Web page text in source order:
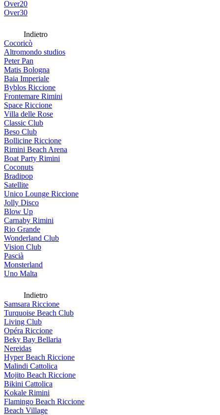
Over20
Over30
Indietro
Cocoricò
Altromondo studios
Peter Pan
Matis Bologna
Baia Imperiale
Byblos Riccione
Frontemare Rimini
Space Riccione
Villa delle Rose
Classic Club
Beso Club
Bollicine Riccione
Rimini Beach Arena
Boat Party Rimini
Coconuts
Bradipop
Satellite
Unico Lounge Riccione
Jolly Disco
Blow Up
Carnaby Rimini
Rio Grande
Wonderland Club
Vision Club
Pascià
Monsterland
Uno Malta
Indietro
Samsara Riccione
Turquoise Beach Club
Living Club
Opéra Riccione
Beky Bay Bellaria
Nereidas
Hyper Beach Riccione
Malindi Cattolica
Mojito Beach Riccione
Bikini Cattolica
Kokale Rimini
Flamingo Beach Riccione
Beach Village